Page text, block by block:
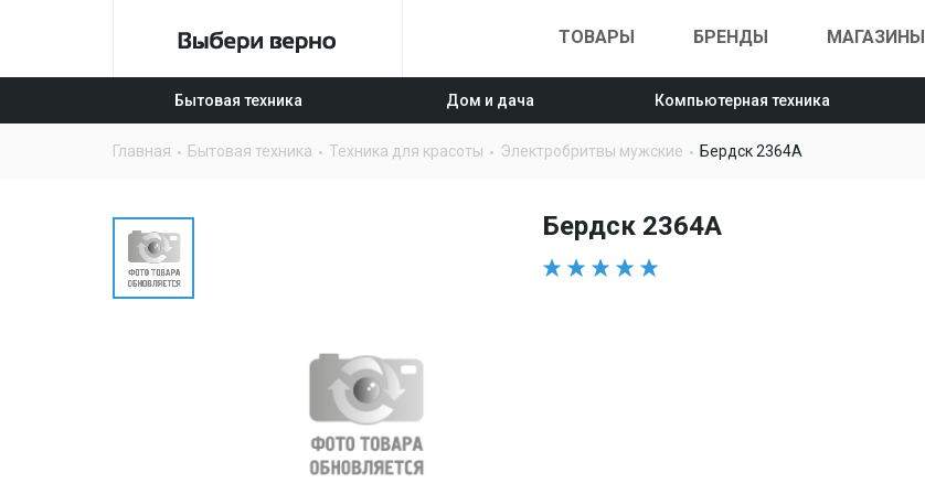
ТОВАРЫ БРЕНДЫ МАГАЗИНЫ
Бытовая техника Дом и дача Компьютерная техника
Главная Бытовая техника Техника для красоты Электробритвы мужские Бердск 2364A
Бердск 2364A